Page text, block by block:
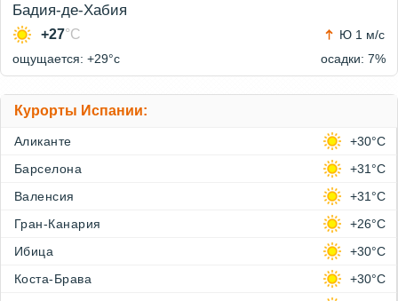
Бадия-де-Хабия
+27°C
Ю 1 м/с
ощущается: +29°c
осадки: 7%
Курорты Испании:
Аликанте
+30°C
Барселона
+31°C
Валенсия
+31°C
Гран-Канария
+26°C
Ибица
+30°C
Коста-Брава
+30°C